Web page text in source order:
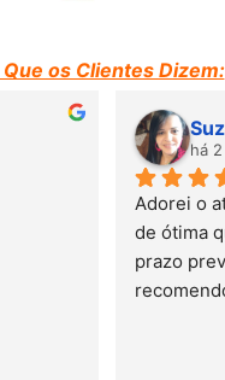
Que os Clientes Dizem:
há
Adorei o
de ótima
prazo